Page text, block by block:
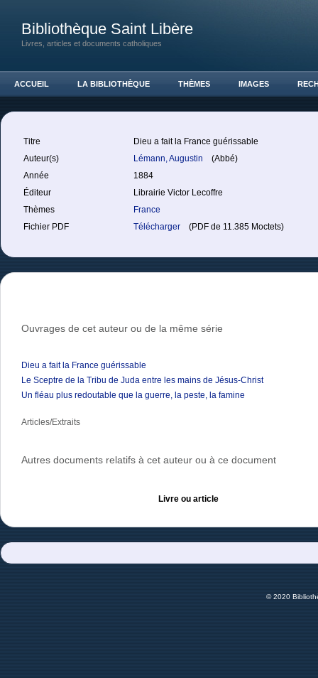
Bibliothèque Saint Libère
Livres, articles et documents catholiques
ACCUEIL LA BIBLIOTHÈQUE THÈMES IMAGES
Titre
Dieu a fait la France guérissable
Auteur(s)
Lémann, Augustin
(Abbé)
Année
1884
Éditeur
Librairie Victor Lecoffre
Thèmes
France
Fichier PDF
Télécharger (PDF de 11.385 Moctets)
Ouvrages de cet auteur ou de la même série
Dieu a fait la France guérissable
Le Sceptre de la Tribu de Juda entre les mains de Jésus-Christ
Un fléau plus redoutable que la guerre, la peste, la famine
Articles/Extraits
Autres documents relatifs à cet auteur ou à ce document
Livre ou article
© 2020